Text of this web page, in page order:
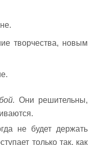
творчества, новым
Они решительны,
не будет держать
только так, как